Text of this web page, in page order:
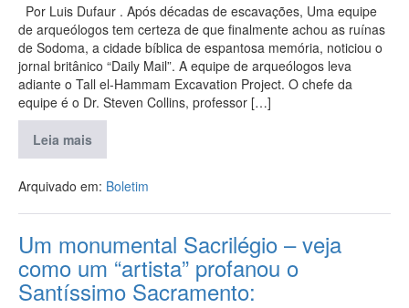
Por Luis Dufaur . Após décadas de escavações, Uma equipe
de arqueólogos tem certeza de que finalmente achou as ruínas
de Sodoma, a cidade bíblica de espantosa memória, noticiou o
jornal britânico “Daily Mail”. A equipe de arqueólogos leva
adiante o Tall el-Hammam Excavation Project. O chefe da
equipe é o Dr. Steven Collins, professor […]
Leia mais
Arquivado em: Boletim
Um monumental Sacrilégio – veja
como um “artista” profanou o
Santíssimo Sacramento: